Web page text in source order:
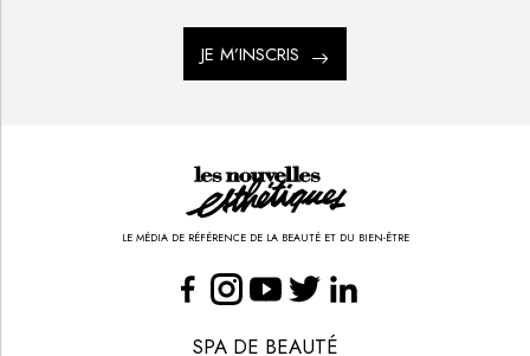
La manucurie
BASTIEN AMENTA